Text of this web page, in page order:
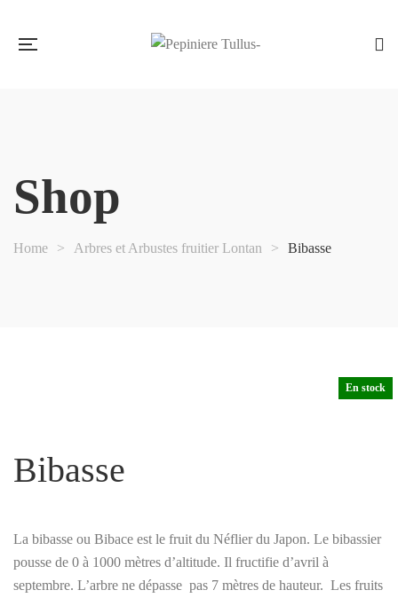
Shop
Home > Arbres et Arbustes fruitier Lontan > Bibasse
Bibasse
En stock
La bibasse ou Bibace est le fruit du Néflier du Japon. Le bibassier
pousse de 0 à 1000 mètres d’altitude. Il fructifie d’avril à
septembre. L’arbre ne dépasse pas 7 mètres de hauteur. Les fruits